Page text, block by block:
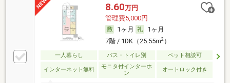
8.60万円
管理費5,000円
1ヶ月
1ヶ月
7階 / 1DK（25.55m2）
一人暮らし バス・トイレ別 ペット相談可
インターネット無料
モニタ付インターホ
ン
オートロック付き